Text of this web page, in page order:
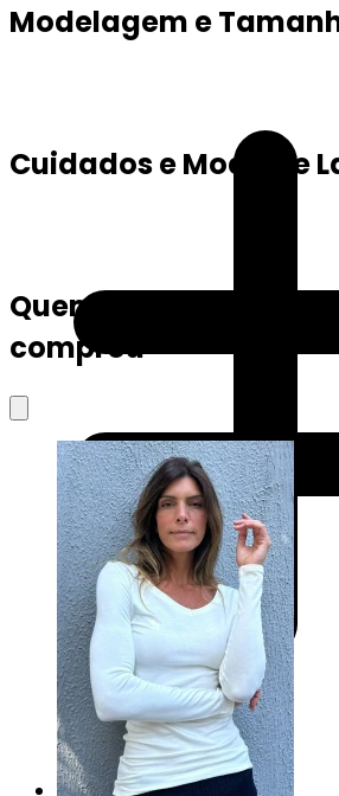
Modelagem e
Cuidados e Modo de
Quem viu este
comprou